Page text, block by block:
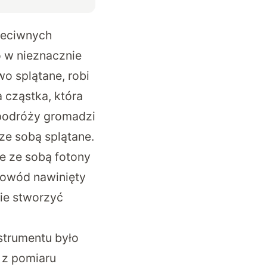
nieznacznie
splątane, robi
cząstka, która
gromadzi
sobą splątane.
ze sobą fotony
nawinięty
stworzyć
było
pomiaru